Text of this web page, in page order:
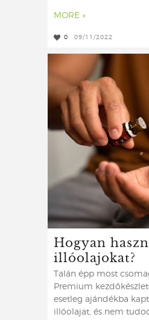
MORE »
0 09/11/2022
Hogyan
illóolajokat?
Talán épp most
Premium
esetleg ajándékba
illóolajat, és nem